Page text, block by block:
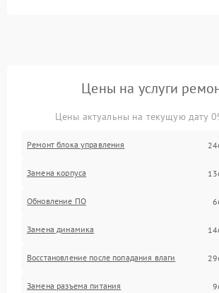
Цены на услуги
Цены актуальны на текущую дату
Ремонт блока управления
Замена корпуса
Обновление ПО
Замена динамика
Восстановление после попадания влаги
Замена разъема питания